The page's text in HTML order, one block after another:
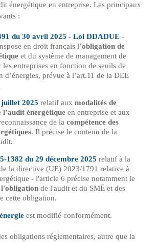
énergétique en entreprise. Les principaux
:
du 30 avril 2025 - Loi DDADUE -
en droit français l’obligation de
et du système de management de
les entreprises en fonction de seuils de
d’énergies, prévue à l’art.11 de la DEE
2025 relatif aux modalités de
énergétiqueen entreprise et aux
de la compétence des
. Il précise le contenu de la
1382 du 29 décembre 2025 relatif à la
la directive (UE) 2023/1791 relative à
- l'article 6 précise notamment le
de l'audit et du SMĒ et des
cette obligation.
est modifié conformément.
obligations réglementaires, autre que la